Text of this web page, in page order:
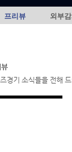
프리뷰 외부
경기 소식들을 전해 드